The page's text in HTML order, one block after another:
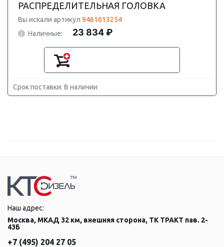
РАСПРЕДЕЛИТЕЛЬНАЯ ГОЛОВКА
Вы искали артикул 9461613254
Наличные:
23 834 ₽
Срок поставки: В наличии
Наш адрес:
Москва, МКАД 32 км, внешняя сторона, ТК ТРАКТ пав. 2-
43Б
+7 (495) 204 27 05